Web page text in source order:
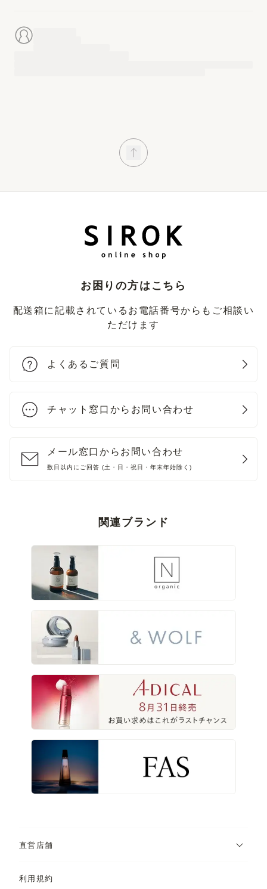
お困りの方はこちら
配送箱に記載されているお電話番号からもご相談い
ただけます
よくあるご質問
チャット窓口からお問い合わせ
メール窓口からお問い合わせ
数日以内にご回答 (土・日・祝日・年末年始除く)
関連ブランド
直営店舗
利用規約